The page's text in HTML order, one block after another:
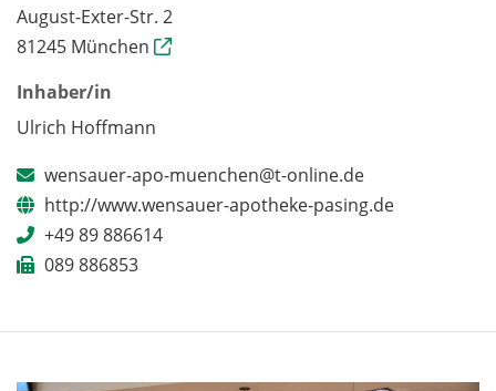
August-Exter-Str. 2
81245 München
Inhaber/in
Ulrich Hoffmann
wensauer-apo-muenchen@t-online.de
http://www.wensauer-apotheke-pasing.de
+49 89 886614
089 886853